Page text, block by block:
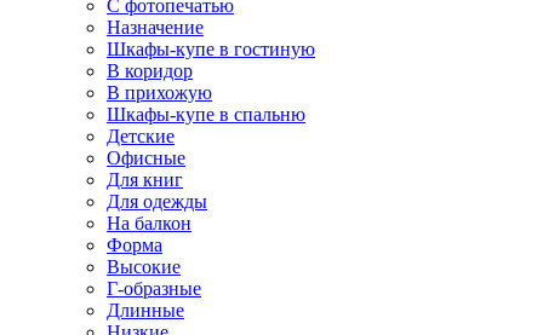
С фотопечатью
Назначение
Шкафы-купе в гостиную
В коридор
В прихожую
Шкафы-купе в спальню
Детские
Офисные
Для книг
Для одежды
На балкон
Форма
Высокие
Г-образные
Длинные